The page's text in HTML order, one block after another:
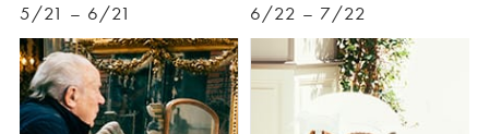
5/21 – 6/21 6/22 – 7/22